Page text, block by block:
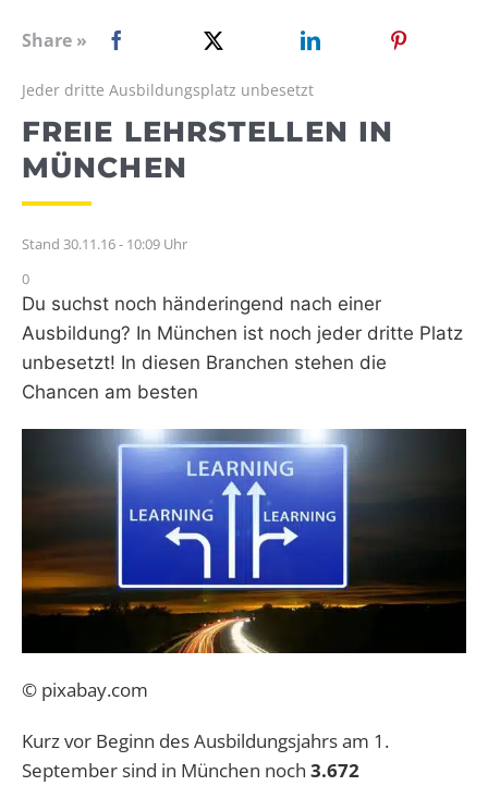
WEBRADIO
Share »
Jeder dritte Ausbildungsplatz unbesetzt
FREIE LEHRSTELLEN IN
MÜNCHEN
Stand 30.11.16 - 10:09 Uhr
0
Du suchst noch händeringend nach einer
Ausbildung? In München ist noch jeder dritte Platz
unbesetzt! In diesen Branchen stehen die
Chancen am besten
© pixabay.com
Kurz vor Beginn des Ausbildungsjahrs am 1.
September sind in München noch 3.672